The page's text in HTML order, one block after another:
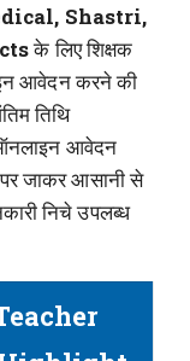
Shastri,
के लिए शिक्षक
आवेदन करने की
तिथि
आवेदन
जाकर आसानी से
निचे उपलब्ध